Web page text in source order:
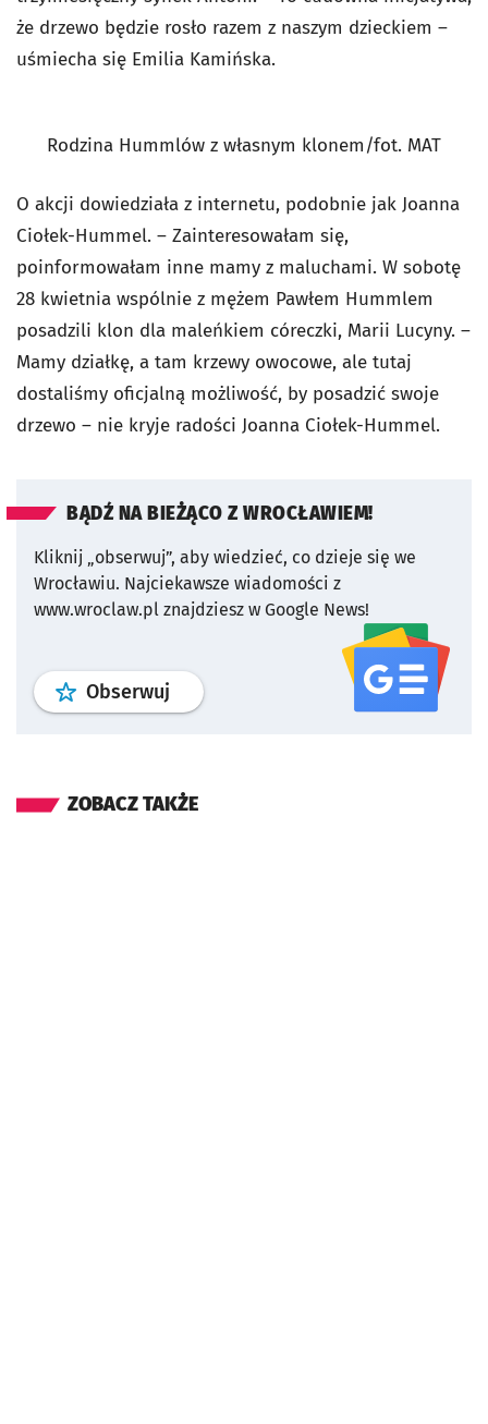
że drzewo będzie rosło razem z naszym dzieckiem –
uśmiecha się Emilia Kamińska.
Rodzina Hummlów z własnym klonem/fot. MAT
O akcji dowiedziała z internetu, podobnie jak Joanna
Ciołek-Hummel. – Zainteresowałam się,
poinformowałam inne mamy z maluchami. W sobotę
28 kwietnia wspólnie z mężem Pawłem Hummlem
posadzili klon dla maleńkiem córeczki, Marii Lucyny. –
Mamy działkę, a tam krzewy owocowe, ale tutaj
dostaliśmy oficjalną możliwość, by posadzić swoje
drzewo – nie kryje radości Joanna Ciołek-Hummel.
BĄDŹ NA BIEŻĄCO Z WROCŁAWIEM!
Kliknij „obserwuj”, aby wiedzieć, co dzieje się we
Wrocławiu. Najciekawsze wiadomości z
www.wroclaw.pl znajdziesz w Google News!
Obserwuj profil serwisu
ZOBACZ TAKŻE